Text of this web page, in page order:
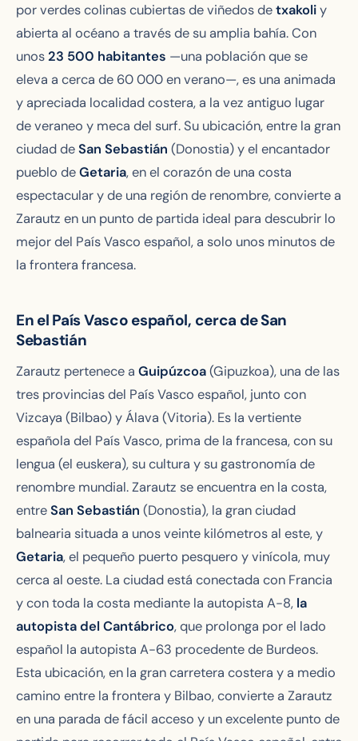
por verdes colinas cubiertas de viñedos detxakoliy
abierta al océano a través de su amplia bahía. Con
unos23 500 habitantes —una población que se
eleva a cerca de 60 000 en verano—, es una animada
y apreciada localidad costera, a la vez antiguo lugar
de veraneo y meca del surf. Su ubicación, entre la gran
ciudad deSan Sebastián (Donostia) y el encantador
pueblo deGetaria, en el corazón de una costa
espectacular y de una región de renombre, convierte a
Zarautz en un punto de partida ideal para descubrir lo
mejor del País Vasco español, a solo unos minutos de
la frontera francesa.
En el País Vasco español, cerca de San
Sebastián
Zarautz pertenece a Guipúzcoa(Gipuzkoa), una de las
tres provincias del País Vasco español, junto con
Vizcaya (Bilbao) y Álava (Vitoria). Es la vertiente
española del País Vasco, prima de la francesa, con su
lengua (el euskera), su cultura y su gastronomía de
renombre mundial. Zarautz se encuentra en la costa,
entreSan Sebastián (Donostia), la gran ciudad
balnearia situada a unos veinte kilómetros al este, y
Getaria, el pequeño puerto pesquero y vinícola, muy
cerca al oeste. La ciudad está conectada con Francia
y con toda la costa mediante la autopista A-8, la
autopista del Cantábrico, que prolonga por el lado
español la autopista A-63 procedente de Burdeos.
Esta ubicación, en la gran carretera costera y a medio
camino entre la frontera y Bilbao, convierte a Zarautz
en una parada de fácil acceso y un excelente punto de